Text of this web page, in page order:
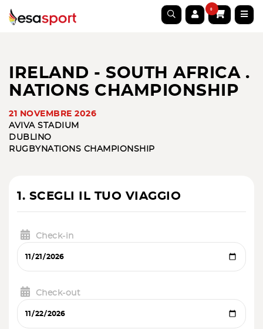
0
IRELAND - SOUTH AFRICA .
NATIONS CHAMPIONSHIP
21 NOVEMBRE 2026
AVIVA STADIUM
DUBLINO
RUGBY NATIONS CHAMPIONSHIP
1. SCEGLI IL TUO VIAGGIO
Check-in
Check-out